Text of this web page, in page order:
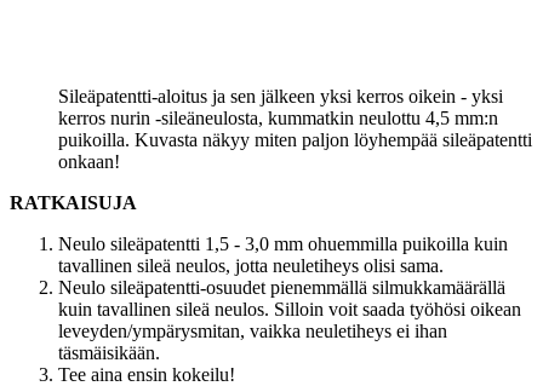
Sileäpatentti-aloitus ja sen jälkeen yksi kerros oikein - yksi
kerros nurin -sileäneulosta, kummatkin neulottu 4,5 mm:n
puikoilla. Kuvasta näkyy miten paljon löyhempää sileäpatentti
onkaan!
RATKAISUJA
Neulo sileäpatentti 1,5 - 3,0 mm ohuemmilla puikoilla kuin
tavallinen sileä neulos, jotta neuletiheys olisi sama.
Neulo sileäpatentti-osuudet pienemmällä silmukkamäärällä
kuin tavallinen sileä neulos. Silloin voit saada työhösi oikean
leveyden/ympärysmitan, vaikka neuletiheys ei ihan
täsmäisikään.
Tee aina ensin kokeilu!